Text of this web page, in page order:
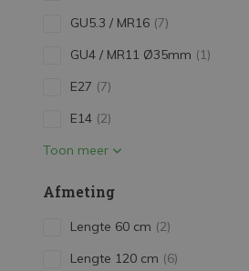
GU5.3 / MR16 (7)
GU4 / MR11 Ø35mm (1)
E27 (7)
E14 (2)
Toon meer
Afmeting
Lengte 60 cm (2)
Lengte 120 cm (6)